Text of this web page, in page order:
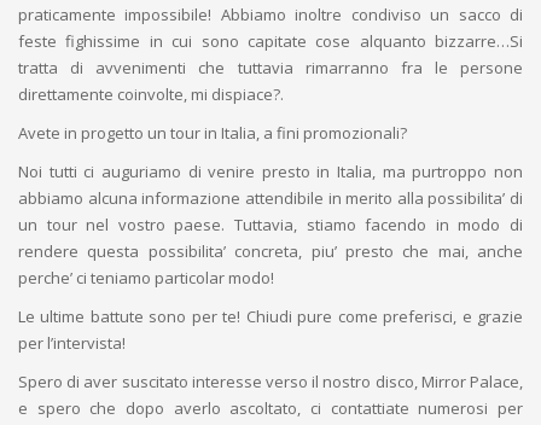
praticamente impossibile! Abbiamo inoltre condiviso un sacco di
feste fighissime in cui sono capitate cose alquanto bizzarre…Si
tratta di avvenimenti che tuttavia rimarranno fra le persone
direttamente coinvolte, mi dispiace?.
Avete in progetto un tour in Italia, a fini promozionali?
Noi tutti ci auguriamo di venire presto in Italia, ma purtroppo non
abbiamo alcuna informazione attendibile in merito alla possibilita’ di
un tour nel vostro paese. Tuttavia, stiamo facendo in modo di
rendere questa possibilita’ concreta, piu’ presto che mai, anche
perche’ ci teniamo particolar modo!
Le ultime battute sono per te! Chiudi pure come preferisci, e grazie
per l’intervista!
Spero di aver suscitato interesse verso il nostro disco, Mirror Palace,
e spero che dopo averlo ascoltato, ci contattiate numerosi per